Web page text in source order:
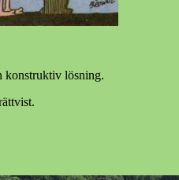
konstruktiv lösning.